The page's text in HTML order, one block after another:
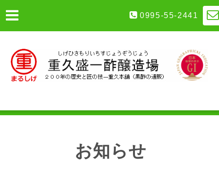
0995-55-2441
お知らせ